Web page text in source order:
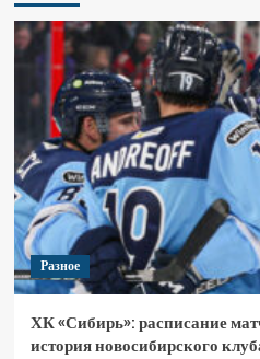
Разное
ХК «Сибирь»: расписание
история новосибирского